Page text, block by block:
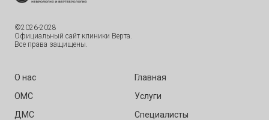
©2026-2028
Официальный сайт клиники Верта.
Все права защищены.
О нас
ОМС
ДМС
Главная
Услуги
Специалисты